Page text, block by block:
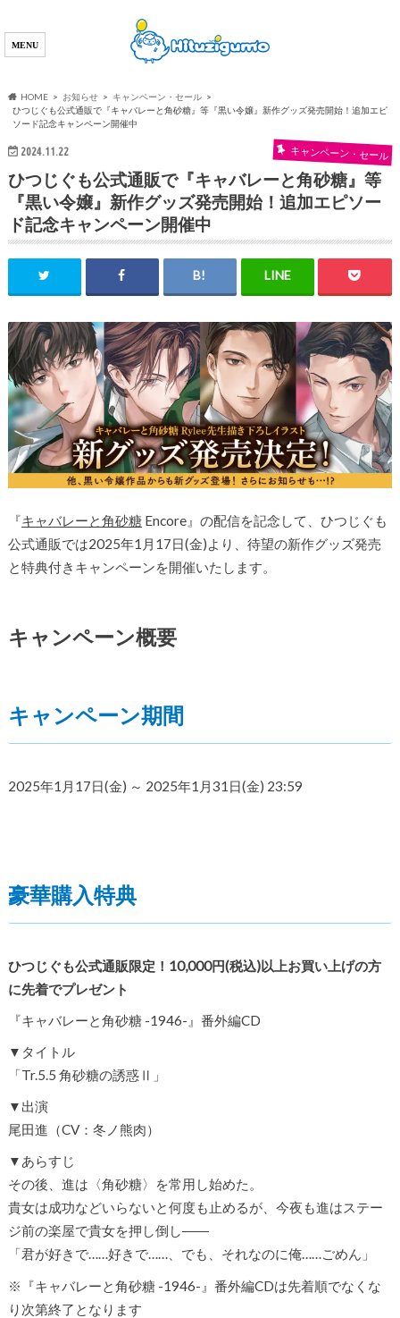
HOME お知らせ
キャンペーン・セール
ひつじぐも公式通販で『キャバレーと角砂糖』等『黒い令嬢』新作グッズ発売開始！追加エピ
ソード記念キャンペーン開催中
2024.11.22 キャンペーン・セール
ひつじぐも公式通販で『キャバレーと角砂糖』等
『黒い令嬢』新作グッズ発売開始！追加エピソー
ド記念キャンペーン開催中
『キャバレーと角砂糖Encore』の配信を記念して、ひつじぐも
公式通販では2025年1月17日(金)より、待望の新作グッズ発売
と特典付きキャンペーンを開催いたします。
キャンペーン概要
キャンペーン期間
2025年1月17日(金) ～ 2025年1月31日(金) 23:59
豪華購入特典
ひつじぐも公式通販限定！10,000円(税込)以上お買い上げの方
に先着でプレゼント
『キャバレーと角砂糖 -1946-』番外編CD
▼タイトル
「Tr.5.5 角砂糖の誘惑Ⅱ」
▼出演
尾田進（CV：冬ノ熊肉）
▼あらすじ
その後、進は〈角砂糖〉を常用し始めた。
貴女は成功などいらないと何度も止めるが、今夜も進はステー
ジ前の楽屋で貴女を押し倒し――
「君が好きで……好きで……、でも、それなのに俺……ごめん」
※『キャバレーと角砂糖 -1946-』番外編CDは先着順でなくな
り次第終了となります